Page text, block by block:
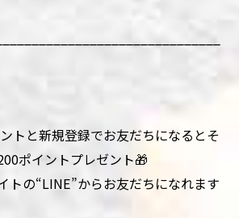
トと新規登録でお友だちになるとそ
ポイントプレゼント🎁
トの“LINE”からお友だちになれます